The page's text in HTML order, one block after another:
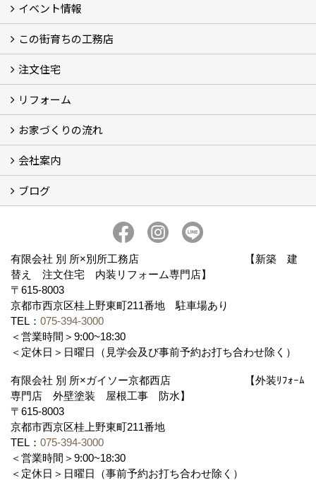
イベント情報
イベント予告
イベント報告
この街育ちの工務店
別所工務店の想い (2)
別所工務店の5つのこだわり 性能・構造・設計
家づくりで悩んでいませんか？
注文住宅
注文住宅施工事例
性能・構造・設計
現場レポート
リフォーム
リフォーム施工事例
現場レポート
お客様の声
お家づくりの流れ
お家づくりの流れ
京都の土地の探し方
会社案内
会社概要
アクセス
スタッフ紹介
スタッフブログ
ブログ
有限会社 別 所×別所工務店 【新築 建
替え 注文住宅 内装リフォーム専門店】
〒615-8003
京都市西京区桂上野東町211番地 駐車場あり
TEL： 075-394-3000
＜営業時間＞9:00~18:30
＜定休日＞日曜日（見学会及び事前予約お打ち合わせ除く）
有限会社 別 所×ガイソー京都西店 【外装ﾘﾌｫｰﾑ
専門店 外壁塗装 屋根工事 防水】
〒615-8003
京都市西京区桂上野東町211番地
TEL： 075-394-3000
＜営業時間＞9:00~18:30
＜定休日＞日曜日（事前予約お打ち合わせ除く）